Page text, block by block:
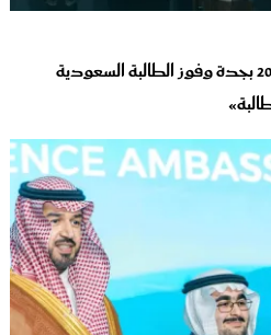
اختتام الأولمبياد النووي 2026 بجدة وفوز الطالبة السعودية